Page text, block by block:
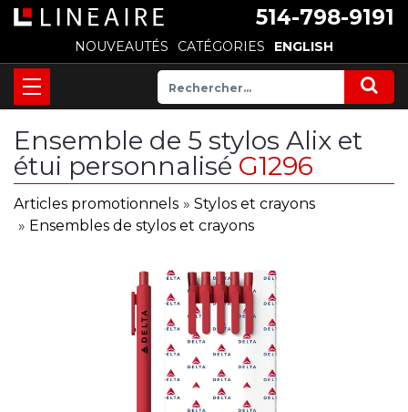
514-798-9191
NOUVEAUTÉS CATÉGORIES ENGLISH
Ensemble de 5 stylos Alix et
étui personnalisé G1296
Articles promotionnels » Stylos et crayons
» Ensembles de stylos et crayons